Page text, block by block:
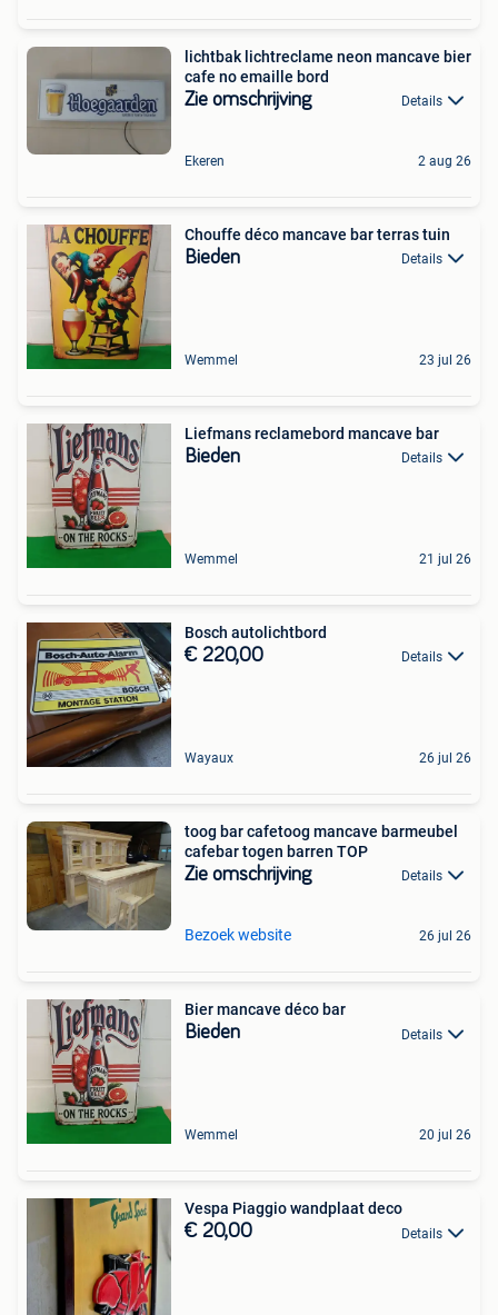
lichtbak lichtreclame neon mancave bier
cafe no emaille bord
Zie omschrijving Details
Ekeren 2 aug 26
Chouffe déco mancave bar terras tuin
Bieden Details
Wemmel 23 jul 26
Liefmans reclamebord mancave bar
Bieden Details
Wemmel 21 jul 26
Bosch autolichtbord
€ 220,00 Details
Wayaux 26 jul 26
toog bar cafetoog mancave barmeubel
cafebar togen barren TOP
Zie omschrijving Details
Bezoek website 26 jul 26
Bier mancave déco bar
Bieden Details
Wemmel 20 jul 26
Vespa Piaggio wandplaat deco
€ 20,00 Details